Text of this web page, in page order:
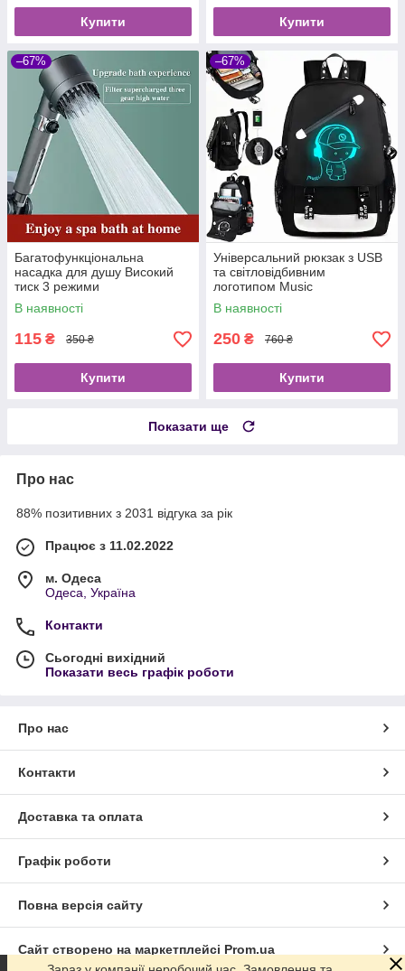
Купити Купити
–67%
Багатофункціональна
насадка для душу Високий
тиск 3 режими
В наявності
115 ₴ 350 ₴
Купити
–67%
Універсальний рюкзак з USB
та світловідбивним
логотипом Music
В наявності
250 ₴ 760 ₴
Купити
Показати ще
Про нас
88% позитивних з 2031 відгука за рік
Працює з 11.02.2022
м. Одеса
Одеса, Україна
Контакти
Сьогодні вихідний
Показати весь графік роботи
Про нас
Контакти
Доставка та оплата
Графік роботи
Повна версія сайту
Сайт створено на маркетплейсі Prom.ua